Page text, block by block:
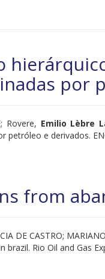
por
Rovere, Emilio Lèbre
e derivados.
from
DE CASTRO;
brazil. Rio Oil and Gas